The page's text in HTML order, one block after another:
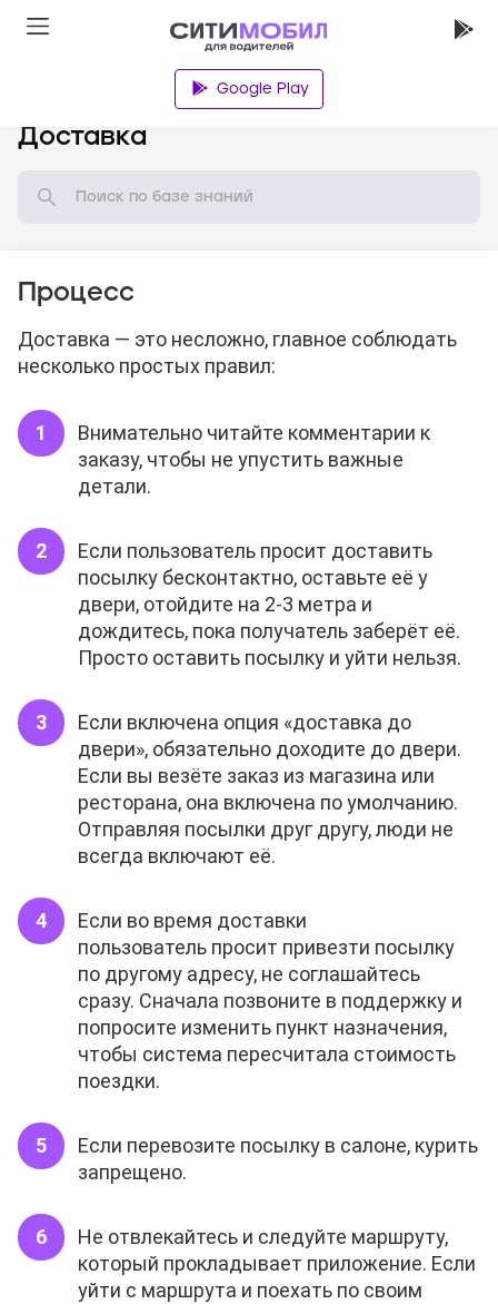
Google Play
Доставка
Процесс
Доставка — это несложно, главное соблюдать
несколько простых правил:
Внимательно читайте комментарии к
заказу, чтобы не упустить важные
детали.
Если пользователь просит доставить
посылку бесконтактно, оставьте её у
двери, отойдите на 2-3 метра и
дождитесь, пока получатель заберёт её.
Просто оставить посылку и уйти нельзя.
Если включена опция «доставка до
двери», обязательно доходите до двери.
Если вы везёте заказ из магазина или
ресторана, она включена по умолчанию.
Отправляя посылки друг другу, люди не
всегда включают её.
Если во время доставки
пользователь просит привезти посылку
по другому адресу, не соглашайтесь
сразу. Сначала позвоните в поддержку и
попросите изменить пункт назначения,
чтобы система пересчитала стоимость
поездки.
Если перевозите посылку в салоне, курить
запрещено.
Не отвлекайтесь и следуйте маршруту,
который прокладывает приложение. Если
уйти с маршрута и поехать по своим